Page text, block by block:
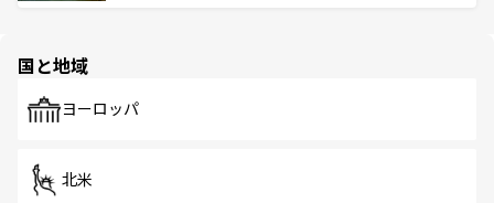
で、ホーカーズは地元の風情を楽しめる外せないスポット
国と地域
ヨーロッパ
北米